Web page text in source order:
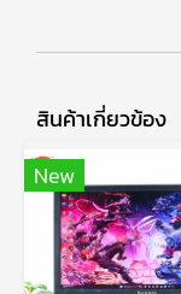
สินค้าเกี่ยวข้อง
New